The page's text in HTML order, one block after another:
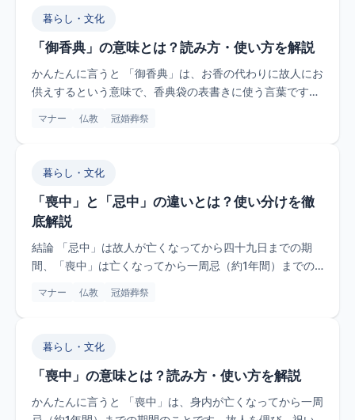
暮らし・文化
「御香典」の意味とは？読み方・使い方を解説
かんたんに言うと 「御香典」は、お香の代わりに故人にお
供えするという意味で、香典袋の表書きに使う言葉です。
マナー 仏教 冠婚葬祭
暮らし・文化
「喪中」と「忌中」の違いとは？使い分けを徹
底解説
結論 「忌中」は故人が亡くなってから四十九日までの期
間、「喪中」は亡くなってから一周忌（約1年間）までの
マナー 仏教 冠婚葬祭
暮らし・文化
「喪中」の意味とは？読み方・使い方を解説
かんたんに言うと 「喪中」は、身内が亡くなってから一周